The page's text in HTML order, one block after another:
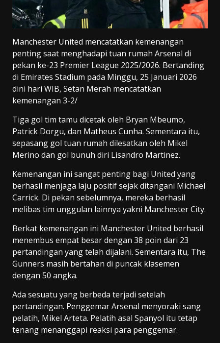
Manchester United mencatatkan kemenangan
penting saat menghadapi tuan rumah Arsenal di
pekan ke-23 Premier League 2025/2026. Bertanding
di Emirates Stadium pada Minggu, 25 Januari 2026
dini hari WIB, Setan Merah mencatatkan
kemenangan 3-2/
Tiga gol tim tamu dicetak oleh Bryan Mbeumo,
Patrick Dorgu, dan Matheus Cunha. Sementara itu,
sepasang gol tuan rumah dilesatkan oleh Mikel
Merino dan gol bunuh diri Lisandro Martinez.
Kemenangan ini sangat penting bagi United yang
berhasil menjaga laju positif sejak ditangani Michael
Carrick. Di pekan sebelumnya, mereka berhasil
melibas tim unggulan lainnya yakni Manchester City.
Berkat kemenangan ini Manchester United berhasil
menembus empat besar dengan 38 poin dari 23
pertandingan yang telah dijalani. Sementara itu, The
Gunners masih bertahan di puncak klasemen
dengan 50 angka.
Ada sesuatu yang berbeda terjadi setelah
pertandingan. Penggemar Arsenal menyoraki sang
pelatih, Mikel Arteta. Pelatih asal Spanyol itu tetap
tenang menanggapi reaksi para penggemar.